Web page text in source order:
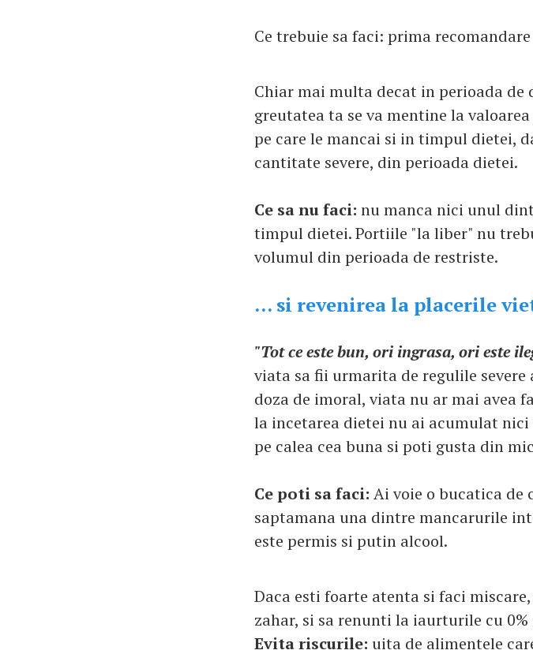
Ce trebuie sa faci: prima
Chiar mai multa decat in perioada de
greutatea ta se va mentine la
pe care le mancai si in timpul dietei,
cantitate severe, din perioada dietei.
Ce sa nu faci: nu manca nici unul
timpul dietei. Portiile "la liber" nu
volumul din perioada de restriste.
... si revenirea la placerile
"Tot ce este bun, ori ingrasa, ori este
viata sa fii urmarita de regulile
doza de imoral, viata nu ar mai avea
la incetarea dietei nu ai acumulat
pe calea cea buna si poti gusta din
Ce poti sa faci: Ai voie o bucatica de
saptamana una dintre mancarurile
este permis si putin alcool.
Daca esti foarte atenta si faci
zahar, si sa renunti la iaurturile cu
Evita riscurile: uita de alimentele